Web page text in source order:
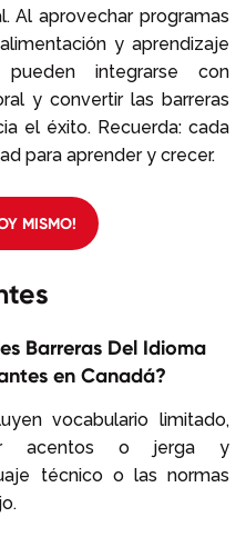
Al aprovechar programas
y aprendizaje
integrarse con
y convertir las barreras
el éxito. Recuerda: cada
para aprender y crecer.
MISMO!
Barreras Del Idioma
en Canadá?
vocabulario limitado,
acentos o jerga y
técnico o las normas